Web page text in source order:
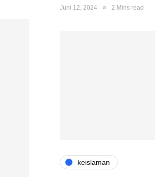
Juni 12, 2024 2 Mins read
keislaman